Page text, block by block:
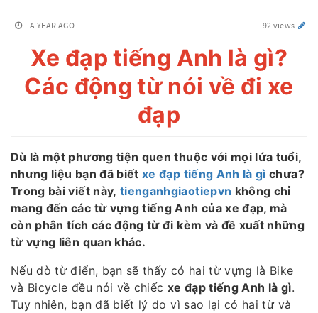
A YEAR AGO 92 views
Xe đạp tiếng Anh là gì?
Các động từ nói về đi xe
đạp
Dù là một phương tiện quen thuộc với mọi lứa tuổi,
nhưng liệu bạn đã biếtxe đạp tiếng Anh là gì chưa?
Trong bài viết này, tienganhgiaotiepvn không chỉ
mang đến các từ vựng tiếng Anh của xe đạp, mà
còn phân tích các động từ đi kèm và đề xuất những
từ vựng liên quan khác.
Nếu dò từ điển, bạn sẽ thấy có hai từ vựng là Bike
và Bicycle đều nói về chiếc xe đạp tiếng Anh là gì.
Tuy nhiên, bạn đã biết lý do vì sao lại có hai từ và